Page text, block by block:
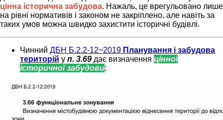
цінна історична забудова. Нажаль, це врегульовано лише
на рівні нормативів і законом не закріплено, але навіть за
таких умов можна швидко захистити історичні будівлі.
Чинний ДБН Б.2.2-12~2019 Планування і забудова
територій у п. 3.69 дає визначення цінної
історичної забудови: